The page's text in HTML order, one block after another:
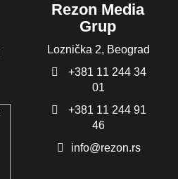
Rezon Media
Grup
Loznička 2, Beograd
+381 11 244 34
01
+381 11 244 91
46
info@rezon.rs